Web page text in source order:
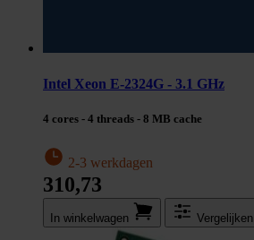
Intel Xeon E-2324G - 3.1 GHz
4 cores - 4 threads - 8 MB cache
2-3 werkdagen
310,73
In winkel­wagen Vergelijken